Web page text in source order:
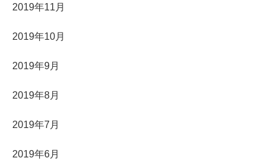
2019年11月
2019年10月
2019年9月
2019年8月
2019年7月
2019年6月